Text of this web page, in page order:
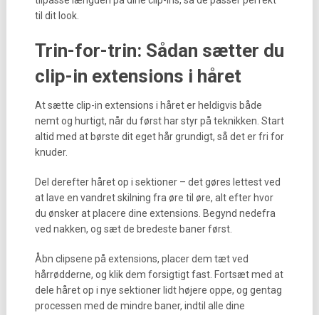
til dit look.
Trin-for-trin: Sådan sætter du
clip-in extensions i håret
At sætte clip-in extensions i håret er heldigvis både
nemt og hurtigt, når du først har styr på teknikken. Start
altid med at børste dit eget hår grundigt, så det er fri for
knuder.
Del derefter håret op i sektioner – det gøres lettest ved
at lave en vandret skilning fra øre til øre, alt efter hvor
du ønsker at placere dine extensions. Begynd nedefra
ved nakken, og sæt de bredeste baner først.
Åbn clipsene på extensions, placer dem tæt ved
hårrødderne, og klik dem forsigtigt fast. Fortsæt med at
dele håret op i nye sektioner lidt højere oppe, og gentag
processen med de mindre baner, indtil alle dine